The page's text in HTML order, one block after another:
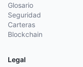
Glosario
Seguridad
Carteras
Blockchain
Legal